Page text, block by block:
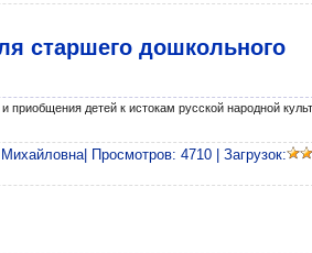
старшего дошкольного
приобщения детей к истокам русской народной
Просмотров: 4710 | Загрузок: